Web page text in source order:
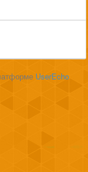
UserEcho